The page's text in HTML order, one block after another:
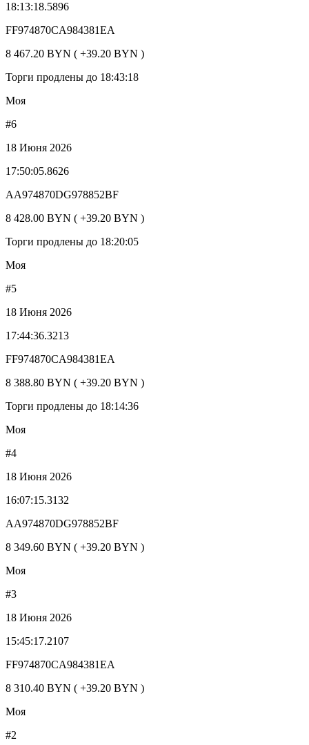
18:13:18.5896
FF974870CA984381EA
8 467.20 BYN ( +39.20 BYN )
Торги продлены до 18:43:18
Моя
#6
18 Июня 2026
17:50:05.8626
AA974870DG978852BF
8 428.00 BYN ( +39.20 BYN )
Торги продлены до 18:20:05
Моя
#5
18 Июня 2026
17:44:36.3213
FF974870CA984381EA
8 388.80 BYN ( +39.20 BYN )
Торги продлены до 18:14:36
Моя
#4
18 Июня 2026
16:07:15.3132
AA974870DG978852BF
8 349.60 BYN ( +39.20 BYN )
Моя
#3
18 Июня 2026
15:45:17.2107
FF974870CA984381EA
8 310.40 BYN ( +39.20 BYN )
Моя
#2